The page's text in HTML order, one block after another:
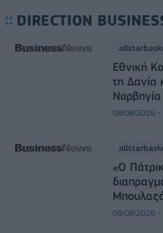
DIRECTION
Εθνική
τη Δανία
Νορβηγία
08/08/2026 -
«Ο
08/08/2026 -